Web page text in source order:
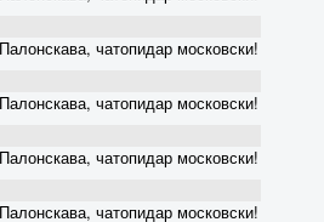
чатопидар московски!
чатопидар московски!
чатопидар московски!
чатопидар московски!